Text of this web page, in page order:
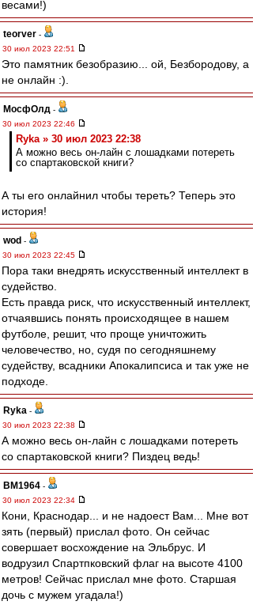
весами!)
teorver -
30 июл 2023 22:51
Это памятник безобразию... ой, Безбородову, а
не онлайн :).
МосфОлд -
30 июл 2023 22:46
Ryka » 30 июл 2023 22:38
А можно весь он-лайн с лошадками потереть
со спартаковской книги?
А ты его онлайнил чтобы тереть? Теперь это
история!
wod -
30 июл 2023 22:45
Пора таки внедрять искусственный интеллект в
судейство.
Есть правда риск, что искусственный интеллект,
отчаявшись понять происходящее в нашем
футболе, решит, что проще уничтожить
человечество, но, судя по сегодняшнему
судейству, всадники Апокалипсиса и так уже не
подходе.
Ryka -
30 июл 2023 22:38
А можно весь он-лайн с лошадками потереть
со спартаковской книги? Пиздец ведь!
BM1964 -
30 июл 2023 22:34
Кони, Краснодар... и не надоест Вам... Мне вот
зять (первый) прислал фото. Он сейчас
совершает восхождение на Эльбрус. И
водрузил Спартпковский флаг на высоте 4100
метров! Сейчас прислал мне фото. Старшая
дочь с мужем угадала!)